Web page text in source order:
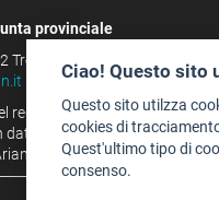
provinciale
Trento (IT)
registro della stampa
data 13.08.1963 al n. 100
Tamburini
Ciao! Questo sito
Questo sito utilzza
cookies di
Quest'ultimo tipo di
consenso.